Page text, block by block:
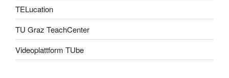
TELucation
TU Graz TeachCenter
Videoplattform TUbe